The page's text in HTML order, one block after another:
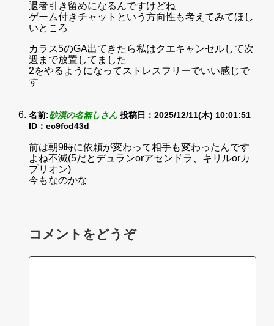
退者引き留めになるんですけどね
ゲーム付きチャットという方向性も考えてみてほし
いところ
カラス5のGA出てきたら私はクエキャンセルして次
週まで放置してました
2をやるようになってストレスフリーでいい感じで
す
名前:砂漠の名無しさん 投稿日：2025/12/11(木) 10:01:51
ID：ec9fcd43d
前は朝9時に依頼が変わって相手も変わったんです
よね不滅(5だとデュランorアセンドラ、キリルorカ
プリオン)
今もなのかな
コメントをどうぞ